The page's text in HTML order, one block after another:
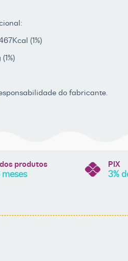
(1%)
do fabricante.
produtos PIX
3%